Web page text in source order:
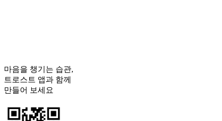
마음을 챙기는 습관,
트로스트 앱과 함께
만들어 보세요